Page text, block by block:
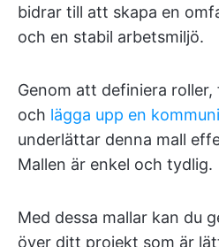
bidrar till att skapa en
och en stabil arbetsmiljö.
Genom att definiera
och lägga upp en
underlättar denna mall
Mallen är enkel och tydlig.
Med dessa mallar kan du
över ditt projekt som är